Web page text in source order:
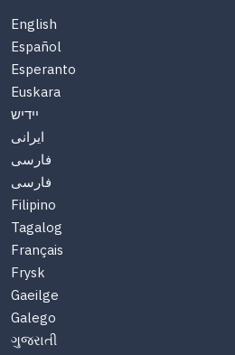
English
Español
Esperanto
Euskara
יידיש
ایرانی
فارسی
فارسی
Filipino
Tagalog
Français
Frysk
Gaeilge
Galego
ગુજરાતી